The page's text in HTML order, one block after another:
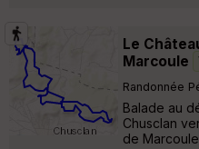
Le
Marcoule
Randonnée
Balade au
Chusclan
de